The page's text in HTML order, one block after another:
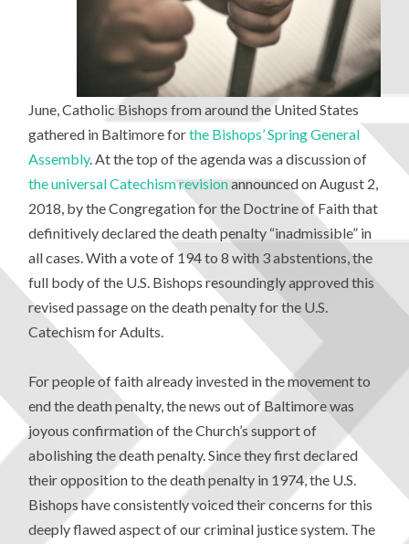
June, Catholic Bishops from around the United States
gathered in Baltimore forthe Bishops’ Spring General
Assembly. At the top of the agenda was a discussion of
the universal Catechism revisionannounced on August 2,
2018, by the Congregation for the Doctrine of Faith that
definitively declared the death penalty “inadmissible” in
all cases. With a vote of 194 to 8 with 3 abstentions, the
full body of the U.S. Bishops resoundingly approved this
revised passage on the death penalty for the U.S.
Catechism for Adults.
For people of faith already invested in the movement to
end the death penalty, the news out of Baltimore was
joyous confirmation of the Church’s support of
abolishing the death penalty. Since they first declared
their opposition to the death penalty in 1974, the U.S.
Bishops have consistently voiced their concerns for this
deeply flawed aspect of our criminal justice system. The